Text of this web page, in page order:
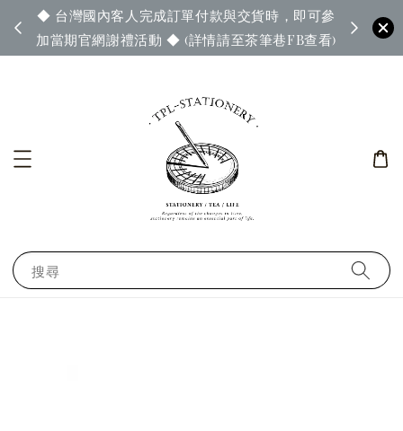
◆ 台灣國內客人完成訂單付款與交貨時，即可參
加當期官網謝禮活動 ◆ (詳情請至茶筆巷FB查看)
◆ 官
搜尋